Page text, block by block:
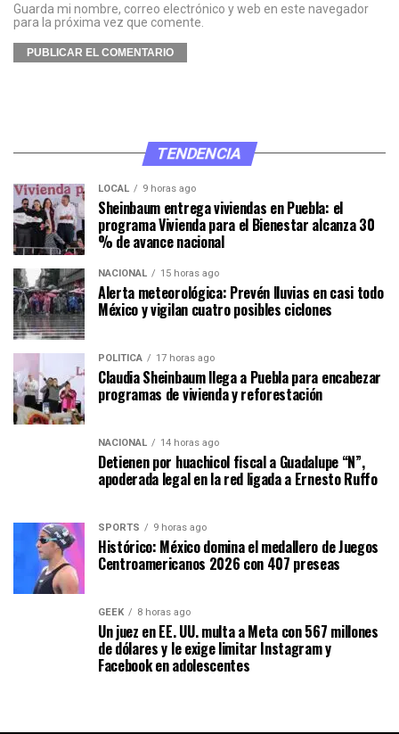
Guarda mi nombre, correo electrónico y web en este navegador
para la próxima vez que comente.
TENDENCIA
LOCAL 9 horas ago
Sheinbaum entrega viviendas en Puebla: el
programa Vivienda para el Bienestar alcanza 30
% de avance nacional
NACIONAL 15 horas ago
Alerta meteorológica: Prevén lluvias en casi todo
México y vigilan cuatro posibles ciclones
POLÍTICA 17 horas ago
Claudia Sheinbaum llega a Puebla para encabezar
programas de vivienda y reforestación
NACIONAL 14 horas ago
Detienen por huachicol fiscal a Guadalupe “N”,
apoderada legal en la red ligada a Ernesto Ruffo
SPORTS 9 horas ago
Histórico: México domina el medallero de Juegos
Centroamericanos 2026 con 407 preseas
GEEK 8 horas ago
Un juez en EE. UU. multa a Meta con 567 millones
de dólares y le exige limitar Instagram y
Facebook en adolescentes